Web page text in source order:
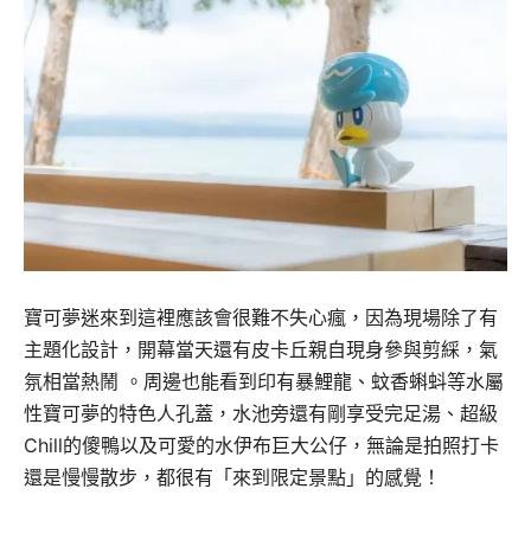
寶可夢迷來到這裡應該會很難不失心瘋，因為現場除了有
主題化設計，開幕當天還有皮卡丘親自現身參與剪綵，氣
氛相當熱鬧 。周邊也能看到印有暴鯉龍、蚊香蝌蚪等水屬
性寶可夢的特色人孔蓋，水池旁還有剛享受完足湯、超級
Chill的傻鴨以及可愛的水伊布巨大公仔，無論是拍照打卡
還是慢慢散步，都很有「來到限定景點」的感覺！